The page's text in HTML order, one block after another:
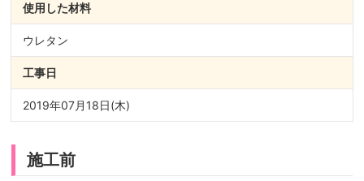
使用した材料
ウレタン
工事日
2019年07月18日(木)
施工前